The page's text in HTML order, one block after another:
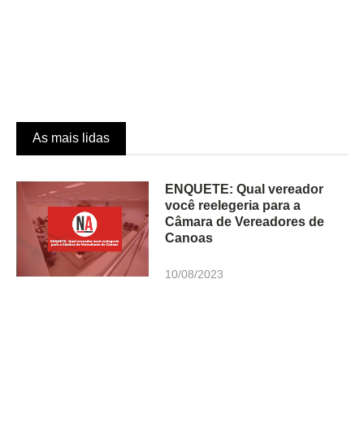
As mais lidas
ENQUETE: Qual vereador
você reelegeria para a
Câmara de Vereadores de
Canoas
10/08/2023